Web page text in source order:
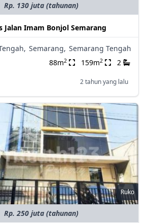
Rp. 130 juta (tahunan)
Jalan Imam Bonjol Semarang
Semarang, Semarang Tengah
88m2 159m2 2
2 tahun yang lalu
Ruko
Rp. 250 juta (tahunan)